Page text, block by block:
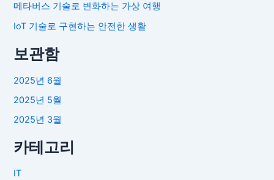
메타버스 기술로 변화하는 가상 여행
IoT 기술로 구현하는 안전한 생활
보관함
2025년 6월
2025년 5월
2025년 3월
카테고리
IT